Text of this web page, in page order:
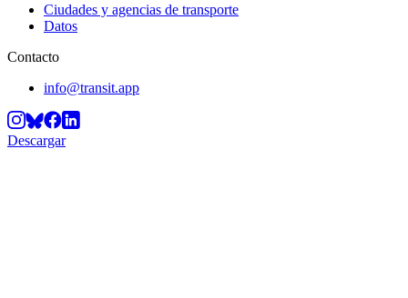
Ciudades y agencias de transporte
Datos
Contacto
info@transit.app
Descargar